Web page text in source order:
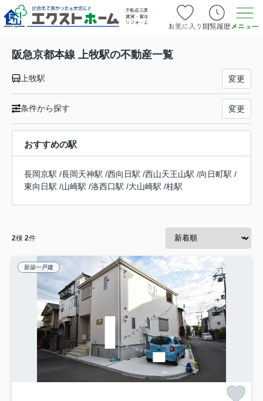
阪急京都本線 上牧駅の不動産一覧
上牧駅 変更
条件から探す 変更
おすすめの駅
長岡京駅 /長岡天神駅 /西向日駅 /西山天王山駅 /向日町駅 /
東向日駅 /山崎駅 /洛西口駅 /大山崎駅 /桂駅
2棟 2件
新築一戸建